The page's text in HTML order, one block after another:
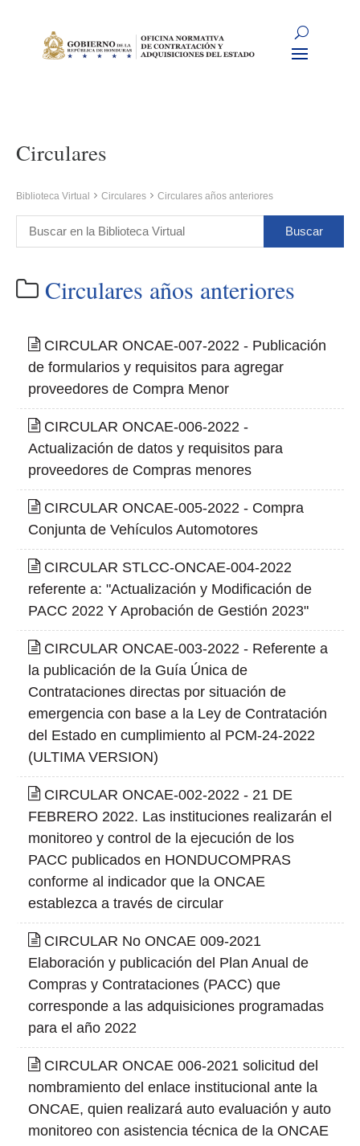
Circulares
Biblioteca Virtual Circulares Circulares años anteriores
Circulares años anteriores
CIRCULAR ONCAE-007-2022 - Publicación
de formularios y requisitos para agregar
proveedores de Compra Menor
CIRCULAR ONCAE-006-2022 -
Actualización de datos y requisitos para
proveedores de Compras menores
CIRCULAR ONCAE-005-2022 - Compra
Conjunta de Vehículos Automotores
CIRCULAR STLCC-ONCAE-004-2022
referente a: "Actualización y Modificación de
PACC 2022 Y Aprobación de Gestión 2023"
CIRCULAR ONCAE-003-2022 - Referente a
la publicación de la Guía Única de
Contrataciones directas por situación de
emergencia con base a la Ley de Contratación
del Estado en cumplimiento al PCM-24-2022
(ULTIMA VERSION)
CIRCULAR ONCAE-002-2022 - 21 DE
FEBRERO 2022. Las instituciones realizarán el
monitoreo y control de la ejecución de los
PACC publicados en HONDUCOMPRAS
conforme al indicador que la ONCAE
establezca a través de circular
CIRCULAR No ONCAE 009-2021
Elaboración y publicación del Plan Anual de
Compras y Contrataciones (PACC) que
corresponde a las adquisiciones programadas
para el año 2022
CIRCULAR ONCAE 006-2021 solicitud del
nombramiento del enlace institucional ante la
ONCAE, quien realizará auto evaluación y auto
monitoreo con asistencia técnica de la ONCAE